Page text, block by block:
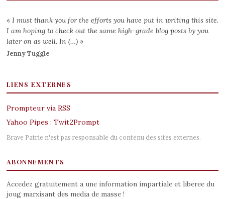
« I must thank you for the efforts you have put in writing this site.
I am hoping to check out the same high-grade blog posts by you
later on as well. In (…) »
Jenny Tuggle
LIENS EXTERNES
Prompteur via RSS
Yahoo Pipes : Twit2Prompt
Brave Patrie n'est pas responsable du contenu des sites externes.
ABONNEMENTS
Accedez gratuitement a une information impartiale et liberee du
joug marxisant des media de masse !